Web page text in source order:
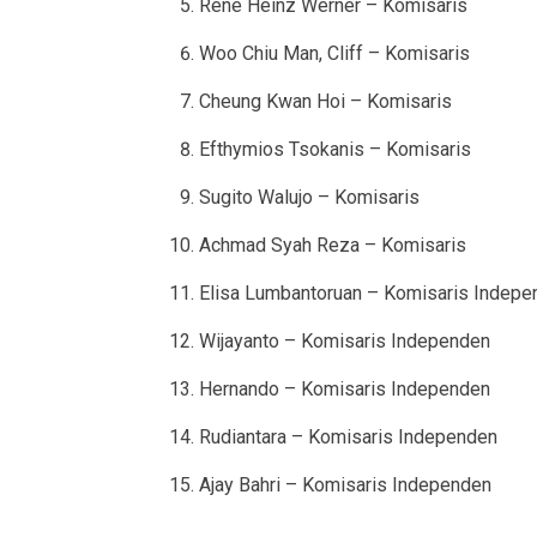
Rene Heinz Werner – Komisaris
Woo Chiu Man, Cliff – Komisaris
Cheung Kwan Hoi – Komisaris
Efthymios Tsokanis – Komisaris
Sugito Walujo – Komisaris
Achmad Syah Reza – Komisaris
Elisa Lumbantoruan – Komisaris
Wijayanto – Komisaris Independen
Hernando – Komisaris Independen
Rudiantara – Komisaris Independen
Ajay Bahri – Komisaris Independen